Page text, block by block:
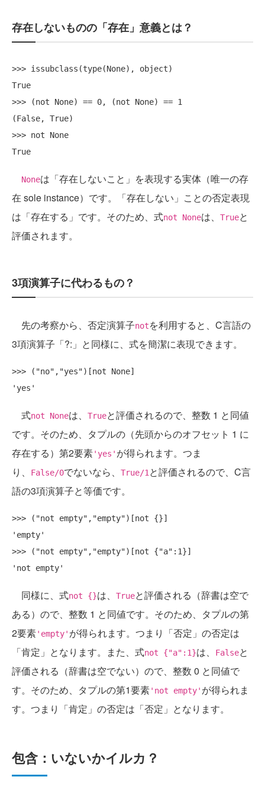
存在しないものの「存在」意義とは？
>>> issubclass(type(None), object)
True
>>> (not None) == 0, (not None) == 1
(False, True)
>>> not None
Noneは「存在しないこと」を表現する実体（唯一の存
在 sole instance）です。「存在しない」ことの否定表現
は「存在する」です。そのため、式not Noneは、 Trueと
評価されます。
3項演算子に代わるもの？
先の考察から、否定演算子notを利用すると、C言語の
3項演算子「?:」と同様に、式を簡潔に表現できます。
>>> ("no","yes")[not None]
式not Noneは、 Trueと評価されるので、整数 1 と同値
です。そのため、タプルの（先頭からのオフセット 1 に
存在する）第2要素'yes' が得られます。つま
り、
False/0でないなら、 True/1 と評価されるので、C言
語の3項演算子と等価です。
>>> ("not empty","empty")[not {}]
'empty'
>>> ("not empty","empty")[not {"a":1}]
同様に、式not {}は、 Trueと評価される（辞書は空で
ある）ので、整数 1 と同値です。そのため、タプルの第
2要素'empty' が得られます。つまり「否定」の否定は
「肯定」となります。また、式not {"a":1}は、 Falseと
評価される（辞書は空でない）ので、整数 0 と同値で
す。そのため、タプルの第1要素'not empty' が得られま
す。つまり「肯定」の否定は「否定」となります。
包含：いないかイルカ？